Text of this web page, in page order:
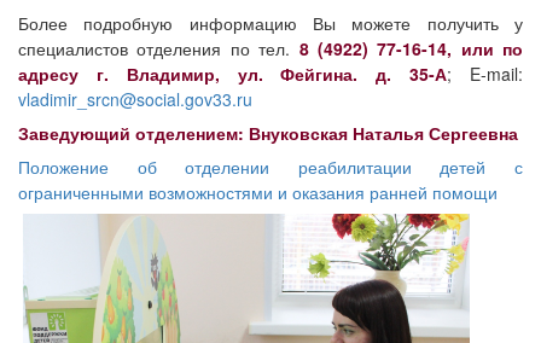
Более подробную информацию Вы можете получить у
специалистов отделения по тел. 8 (4922) 77-16-14, или по
адресу г. Владимир, ул. Фейгина. д. 35-А; E-mail:
vladimir_srcn@social.gov33.ru
Заведующий отделением: Внуковская Наталья Сергеевна
Положение об отделении реабилитации детей с
ограниченными возможностями и оказания ранней помощи